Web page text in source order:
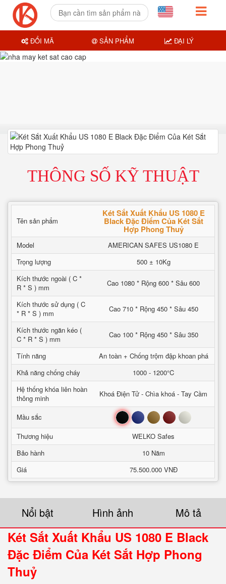
THÔNG SỐ KỸ THUẬT
Tên sản phẩm
Két Sắt Xuất Khẩu US 1080 E
Black Đặc Điểm Của Két Sắt
Hợp Phong Thuỷ
Model
AMERICAN SAFES US1080 E
Trọng lượng
500 ± 10Kg
Kích thước ngoài ( C *
R * S ) mm
Cao 1080 * Rộng 600 * Sâu 600
Kích thước sử dụng ( C
* R * S ) mm
Cao 710 * Rộng 450 * Sâu 450
Kích thước ngăn kéo (
C * R * S ) mm
Cao 100 * Rộng 450 * Sâu 350
Tính năng
An toàn + Chống trộm đập khoan phá
Khả năng chống cháy
1000 - 1200°C
Hệ thống khóa liên hoàn
thông minh
Khoá Điện Tử - Chìa khoá - Tay Cầm
Mầu sắc Đen Xanh Nâu Đỏ Trắng
Thương hiệu
WELKO Safes
Bảo hành
10 Năm
Giá
75.500.000 VNĐ
Nổi bật Hình ảnh Mô tả
Két Sắt Xuất Khẩu US 1080 E Black
Đặc Điểm Của Két Sắt Hợp Phong
Thuỷ
ĐỔI MÃ SẢN PHẨM ĐẠI LÝ